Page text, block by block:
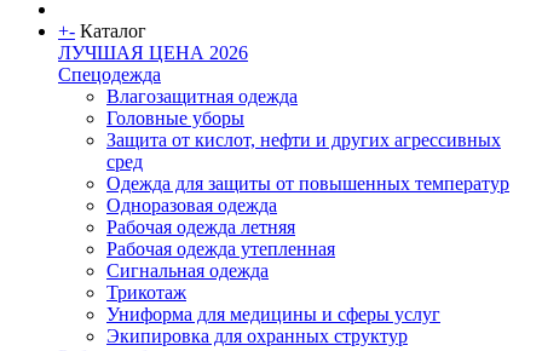
+- Каталог
ЛУЧШАЯ ЦЕНА 2026
Спецодежда
Влагозащитная одежда
Головные уборы
Защита от кислот, нефти и других агрессивных
сред
Одежда для защиты от повышенных температур
Одноразовая одежда
Рабочая одежда летняя
Рабочая одежда утепленная
Сигнальная одежда
Трикотаж
Униформа для медицины и сферы услуг
Экипировка для охранных структур